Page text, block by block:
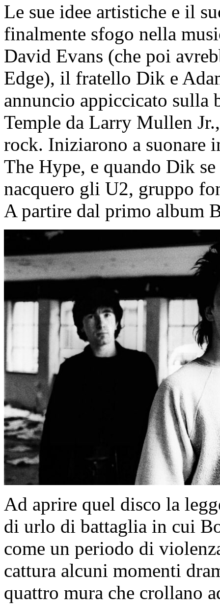
Le sue idee artistiche e il
finalmente sfogo nella
David Evans (che poi
Edge), il fratello Dik e
annuncio appiccicato sulla
Temple da Larry Mullen
rock. Iniziarono a suonare
The Hype, e quando Dik
nacquero gli U2, gruppo
A partire dal primo album
Ad aprire quel disco la
di urlo di battaglia in cui
come un periodo di
cattura alcuni momenti
quattro mura che crollano